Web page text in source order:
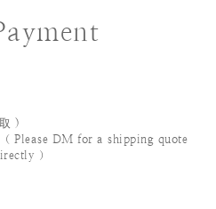
)
Please DM for a shipping quote
）